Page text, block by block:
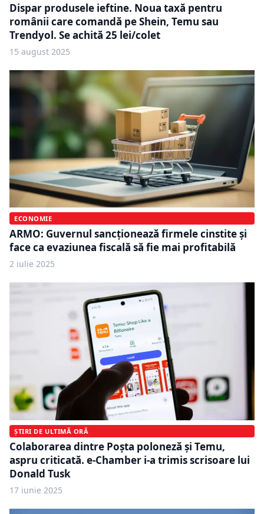
Dispar produsele ieftine. Noua taxă pentru
românii care comandă pe Shein, Temu sau
Trendyol. Se achită 25 lei/colet
15 august 2025
ECONOMIE
ARMO: Guvernul sancționează firmele cinstite și
face ca evaziunea fiscală să fie mai profitabilă
2 iulie 2025
ȘTIRI DE ULTIMĂ ORĂ
Colaborarea dintre Poșta poloneză și Temu,
aspru criticată. e-Chamber i-a trimis scrisoare lui
Donald Tusk
17 iunie 2025